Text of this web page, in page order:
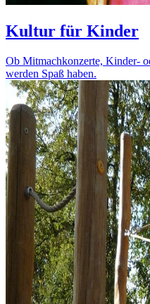
Kultur für Kinder
Ob Mitmachkonzerte, Kinder-
werden Spaß haben.